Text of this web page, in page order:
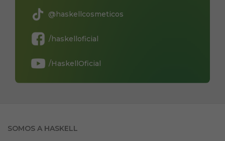
@haskellcosmeticos
/haskelloficial
/HaskellOficial
SOMOS A HASKELL